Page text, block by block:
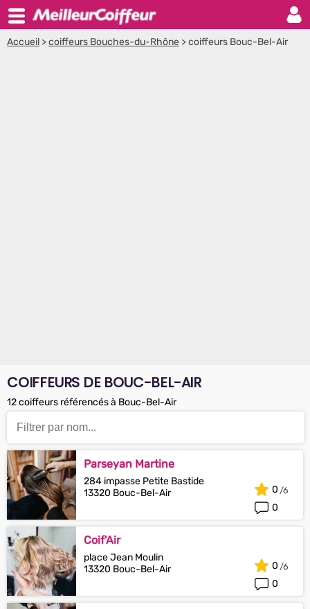
Accueil >coiffeurs Bouches-du-Rhône >coiffeurs Bouc-Bel-Air
COIFFEURS DE BOUC-BEL-AIR
12 coiffeurs référencés à Bouc-Bel-Air
Parseyan Martine
284 impasse Petite Bastide
13320 Bouc-Bel-Air
0
0
Coif'Air
place Jean Moulin
13320 Bouc-Bel-Air
0
0